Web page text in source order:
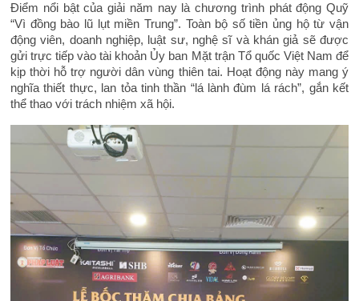
Điểm nổi bật của giải năm nay là chương trình phát động Quỹ
“Vì đồng bào lũ lụt miền Trung”. Toàn bộ số tiền ủng hộ từ vận
động viên, doanh nghiệp, luật sư, nghệ sĩ và khán giả sẽ được
gửi trực tiếp vào tài khoản Ủy ban Mặt trận Tổ quốc Việt Nam để
kịp thời hỗ trợ người dân vùng thiên tai. Hoạt động này mang ý
nghĩa thiết thực, lan tỏa tinh thần “lá lành đùm lá rách”, gắn kết
thể thao với trách nhiệm xã hội.